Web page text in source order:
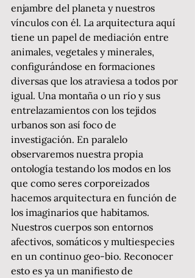
enjambre del planeta y nuestros
vínculos con él. La arquitectura aquí
tiene un papel de mediación entre
animales, vegetales y minerales,
configurándose en formaciones
diversas que los atraviesa a todos por
igual. Una montaña o un río y sus
entrelazamientos con los tejidos
urbanos son así foco de
investigación. En paralelo
observaremos nuestra propia
ontología testando los modos en los
que como seres corporeizados
hacemos arquitectura en función de
los imaginarios que habitamos.
Nuestros cuerpos son entornos
afectivos, somáticos y multiespecies
en un continuo geo-bio. Reconocer
esto es ya un manifiesto de